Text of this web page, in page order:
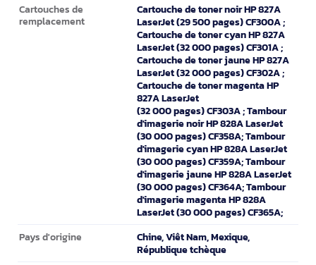
Cartouches de
remplacement
Cartouche de toner noir HP 827A
LaserJet (29 500 pages) CF300A ;
Cartouche de toner cyan HP 827A
LaserJet (32 000 pages) CF301A ;
Cartouche de toner jaune HP 827A
LaserJet (32 000 pages) CF302A ;
Cartouche de toner magenta HP
827A LaserJet
(32 000 pages) CF303A ; Tambour
d'imagerie noir HP 828A LaserJet
(30 000 pages) CF358A; Tambour
d'imagerie cyan HP 828A LaserJet
(30 000 pages) CF359A; Tambour
d'imagerie jaune HP 828A LaserJet
(30 000 pages) CF364A; Tambour
d'imagerie magenta HP 828A
LaserJet (30 000 pages) CF365A;
Pays d'origine
Chine, Viêt Nam, Mexique,
République tchèque